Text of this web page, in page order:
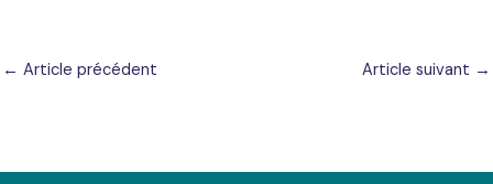
← Article précédent Article suivant →